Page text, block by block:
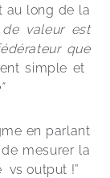
au long de la
valeur est
que
simple et
en parlant
mesurer la
vs output !”